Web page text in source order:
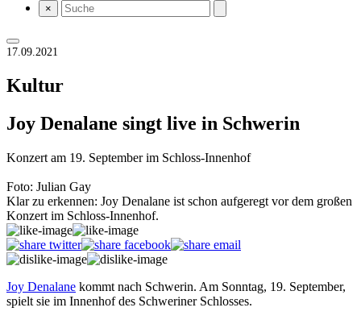
×
17.09.2021
Kultur
Joy Denalane singt live in Schwerin
Konzert am 19. September im Schloss-Innenhof
Foto: Julian Gay
Klar zu erkennen: Joy Denalane ist schon aufgeregt vor dem großen
Konzert im Schloss-Innenhof.
Joy Denalane kommt nach Schwerin. Am Sonntag, 19. September,
spielt sie im Innenhof des Schweriner Schlosses.